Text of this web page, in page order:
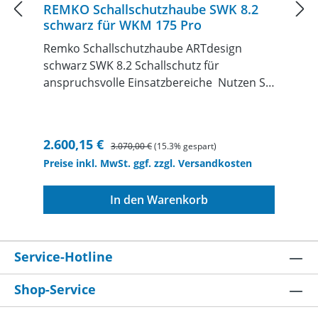
REMKO Schallschutzhaube SWK 8.2
schwarz für WKM 175 Pro
Remko Schallschutzhaube ARTdesign
schwarz SWK 8.2 Schallschutz für
anspruchsvolle Einsatzbereiche Nutzen Sie
Regionen mit hohen Anforderungen an
Lärmimmissionen eingesett. Durch die
patentierte Bauweise und die
geräuschdämmende Wirkung des
Werkstoffes EPP-Polypropylen wird durch
Schallreduzierung erreicht. Die patentierte
Technologie der Schutzhaube reduziert
wirksam den Schall. Die Funktion der
Geräte wird nicht eingeschränkt. Durch
Verkaufspreis:
2.600,15 € Regulärer Preis:
3.070,00 €(15.3% gespart)
Preise inkl. MwSt. ggf. zzgl. Versandkosten
In den Warenkorb
Service-Hotline
Shop-Service